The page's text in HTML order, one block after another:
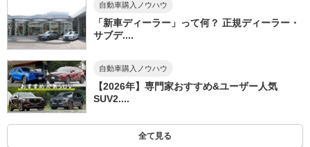
自動車購入ノウハウ
「新車ディーラー」って何？ 正規ディーラー・
サブデ....
自動車購入ノウハウ
【2026年】専門家おすすめ&ユーザー人気
SUV2....
全て見る